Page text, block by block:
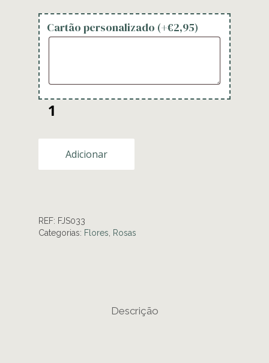
Cartão personalizado (+€2,95)
Adicionar
REF: FJS033
Categorias: Flores Rosas
Descrição